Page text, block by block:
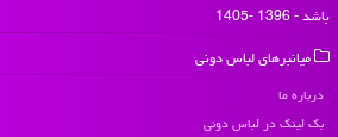
باشد - 1396 -1405
میانبرهای لباس دونی
درباره ما
بک لینک در لباس دونی